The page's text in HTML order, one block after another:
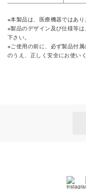
※本製品は、医療機器ではあり
※製品のデザイン及び仕様等
下さい。
※ご使用の前に、必ず製品付
のうえ、正しく安全にお使いく